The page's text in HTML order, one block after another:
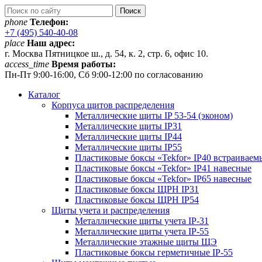
phone Телефон:
+7 (495) 540-40-08
place Наш адрес:
г. Москва Пятницкое ш., д. 54, к. 2, стр. 6, офис 10.
access_time Время работы:
Пн-Пт 9:00-16:00, Сб 9:00-12:00 по согласованию
Каталог
Корпуса щитов распределения
Металлические щиты IP 53-54 (эконом)
Металлические щиты IP31
Металлические щиты IP44
Металлические щиты IP55
Пластиковые боксы «Tekfor» IP40
Пластиковые боксы «Tekfor» IP41 навесные
Пластиковые боксы «Tekfor» IP65 навесные
Пластиковые боксы ЩРН IP31
Пластиковые боксы ЩРН IP54
Щиты учета и распределения
Металлические щиты учета IP-31
Металлические щиты учета IP-55
Металлические этажные щиты ЩЭ
Пластиковые боксы герметичные IP-55